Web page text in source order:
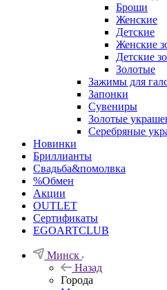
Броши
Женские
Детские
Женские
Детские
Золотые
Зажимы для
Запонки
Сувениры
Золотые
Серебряные
Новинки
Бриллианты
Свадьба&помолвка
%Обмен
Акции
OUTLET
Сертификаты
EGOARTCLUB
Минск
Назад
Города